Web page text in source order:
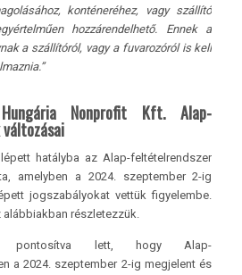
konténeréhez, vagy szállító
hozzárendelhető. Ennek a
a szállítóról, vagy a fuvarozóról is kell
Nonprofit Kft. Alap-
hatályba az Alap-feltételrendszer
amelyben a 2024. szeptember 2-ig
jogszabályokat vettük figyelembe.
részletezzük.
pontosítva lett, hogy Alap-
a 2024. szeptember 2-ig megjelent és